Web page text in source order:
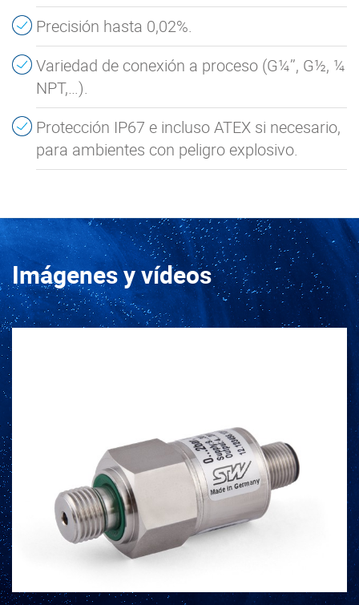
Precisión hasta 0,02%.
Variedad de conexión a proceso (G¼’’, G½, ¼
NPT,…).
Protección IP67 e incluso ATEX si necesario,
para ambientes con peligro explosivo.
Imágenes y vídeos